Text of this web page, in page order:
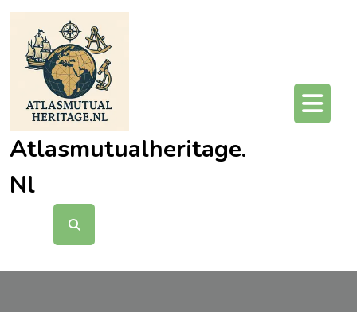
Ga
inhoud
Atlasmutualheritage.
Nl